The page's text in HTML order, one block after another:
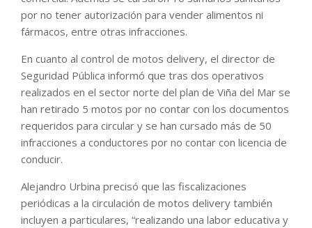
por no tener autorización para vender alimentos ni
fármacos, entre otras infracciones.
En cuanto al control de motos delivery, el director de
Seguridad Pública informó que tras dos operativos
realizados en el sector norte del plan de Viña del Mar se
han retirado 5 motos por no contar con los documentos
requeridos para circular y se han cursado más de 50
infracciones a conductores por no contar con licencia de
conducir.
Alejandro Urbina precisó que las fiscalizaciones
periódicas a la circulación de motos delivery también
incluyen a particulares, “realizando una labor educativa y